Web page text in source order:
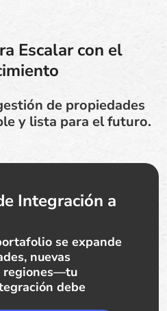
Escalar con el
de propiedades
y lista para el futuro.
Integración a
se expande
nuevas
regiones—tu
debe